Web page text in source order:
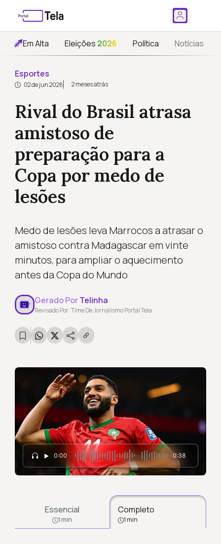
Em Alta Eleições 2026 Política Notícias
Esportes
02 de jun 2026 2 meses atrás
Rival do Brasil atrasa
amistoso de
preparação para a
Copa por medo de
lesões
Medo de lesões leva Marrocos a atrasar o
amistoso contra Madagascar em vinte
minutos, para ampliar o aquecimento
antes da Copa do Mundo
Gerado PorTelinha
Revisado Por: Time De Jornalismo Portal Tela
0:00 0:38
Essencial
1 min
Completo
1 min